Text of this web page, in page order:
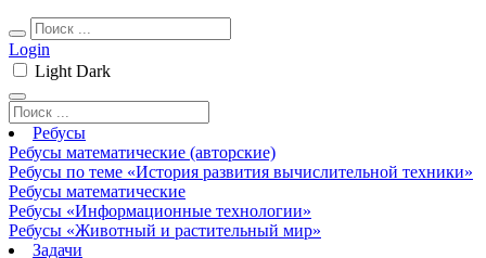
Login
Light Dark
Ребусы
Ребусы математические (авторские)
Ребусы по теме «История развития вычислительной техники»
Ребусы математические
Ребусы «Информационные технологии»
Ребусы «Животный и растительный мир»
Задачи